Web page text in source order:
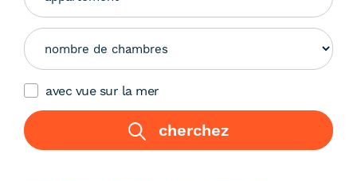
avec vue sur la mer
cherchez